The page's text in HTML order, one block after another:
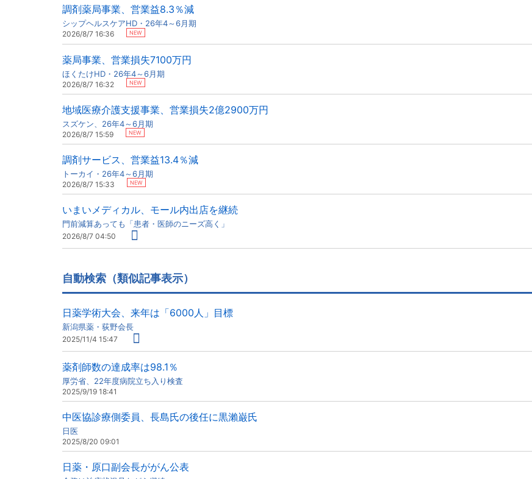
調剤薬局事業、営業益8.3％減
シップヘルスケアHD・26年4～6月期
2026/8/7 16:36 NEW
薬局事業、営業損失7100万円
ほくたけHD・26年4～6月期
2026/8/7 16:32 NEW
地域医療介護支援事業、営業損失2億2900万円
スズケン、26年4～6月期
2026/8/7 15:59 NEW
調剤サービス、営業益13.4％減
トーカイ・26年4～6月期
2026/8/7 15:33 NEW
いまいメディカル、モール内出店を継続
門前減算あっても「患者・医師のニーズ高く」
2026/8/7 04:50
自動検索（類似記事表示）
日薬学術大会、来年は「6000人」目標
新潟県薬・荻野会長
2025/11/4 15:47
薬剤師数の達成率は98.1％
厚労省、22年度病院立ち入り検査
2025/9/19 18:41
中医協診療側委員、長島氏の後任に黒瀨巌氏
日医
2025/8/20 09:01
日薬・原口副会長ががん公表